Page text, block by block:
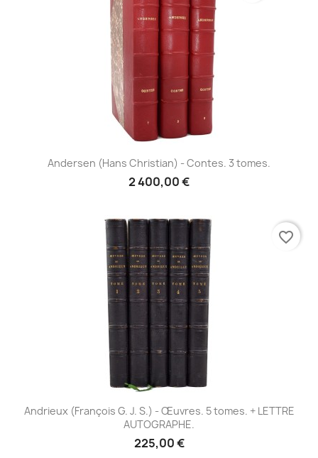
Andersen (Hans Christian) - Contes. 3 tomes.
2 400,00 €
Andrieux (François G. J. S.) - Œuvres. 5 tomes. + LETTRE
AUTOGRAPHE.
225,00 €
favorite_border